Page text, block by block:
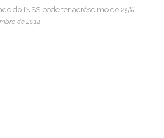
do INSS pode ter acréscimo de 25%
de 2014